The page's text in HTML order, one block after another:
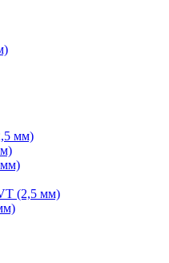
мм)
мм)
(2,5 мм)